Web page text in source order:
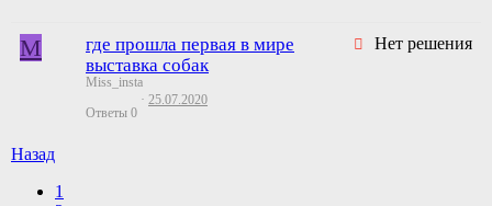
M Нет решения
где прошла первая в мире
выставка собак
Miss_insta
Ответы 0
25.07.2020
Назад
1